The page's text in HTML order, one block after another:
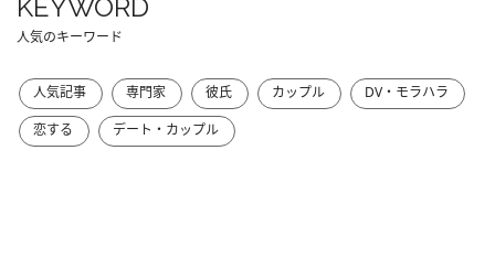
KEYWORD
人気のキーワード
人気記事 専門家 彼氏 カップル
DV・モラハラ
恋する
デート・カップル